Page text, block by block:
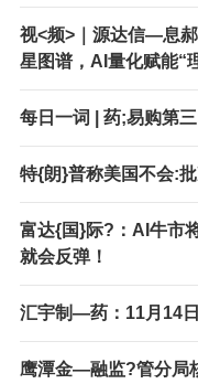
视<频>｜源达信—息
星图谱，AI量化赋能“
每日一词 | 药;易购第
特{朗}普称美国不会:
富达{国}际?：AI牛市
就会反弹！
汇宇制—药：11月14
鹰潭金—融监?管分局